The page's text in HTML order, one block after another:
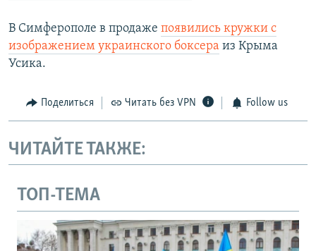
В Симферополе в продаже появились кружки с
изображением украинского боксера из Крыма
Усика.
Поделиться Читать без VPN Follow us
ЧИТАЙТЕ ТАКЖЕ:
ТОП-ТЕМА